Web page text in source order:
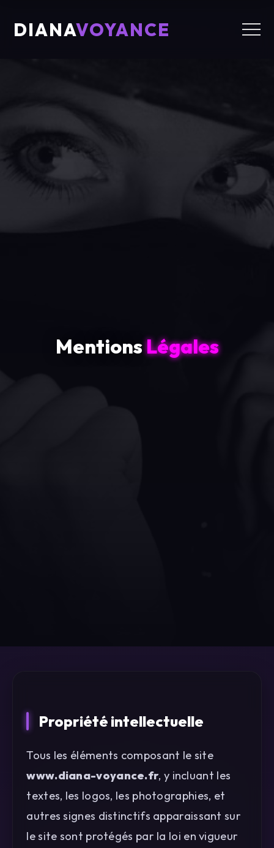
DIANAVOYANCE
MentionsLégales
Propriété intellectuelle
Tous les éléments composant le site
www.diana-voyance.fr, y incluant les
textes, les logos, les photographies, et
autres signes distinctifs apparaissant sur
le site sont protégés par la loi en vigueur